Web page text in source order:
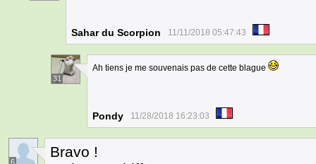
Sahar du Scorpion 11/11/2018 05:47:43
31
Ah tiens je me souvenais pas de cette blague
Pondy 11/28/2018 16:23:03
6
Bravo !